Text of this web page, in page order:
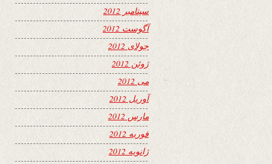
سپتامبر 2012
آگوست 2012
جولای 2012
ژوئن 2012
می 2012
آوریل 2012
مارس 2012
فوریه 2012
ژانویه 2012